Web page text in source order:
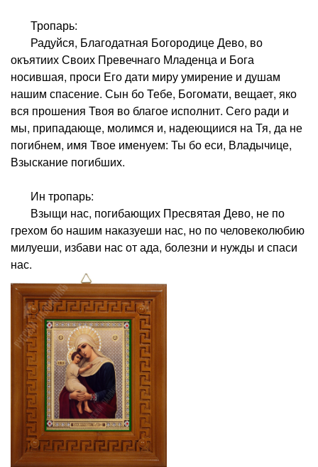
Тропарь:
Радуйся, Благодатная Богородице Дево, во
окъятиих Своих Превечнаго Младенца и Бога
носившая, проси Его дати миру умирение и душам
нашим спасение. Сын бо Тебе, Богомати, вещает, яко
вся прошения Твоя во благое исполнит. Сего ради и
мы, припадающе, молимся и, надеющиися на Тя, да не
погибнем, имя Твое именуем: Ты бо еси, Владычице,
Взыскание погибших.
Ин тропарь:
Взыщи нас, погибающих Пресвятая Дево, не по
грехом бо нашим наказуеши нас, но по человеколюбию
милуеши, избави нас от ада, болезни и нужды и спаси
нас.